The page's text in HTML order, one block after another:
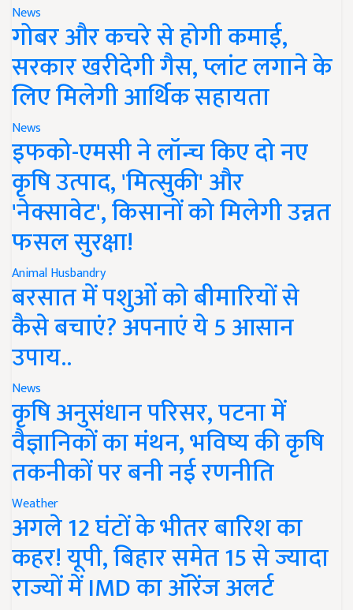
News
गोबर और कचरे से होगी कमाई,
सरकार खरीदेगी गैस, प्लांट लगाने के
लिए मिलेगी आर्थिक सहायता
News
इफको-एमसी ने लॉन्च किए दो नए
कृषि उत्पाद, 'मित्सुकी' और
'नेक्सावेट', किसानों को मिलेगी उन्नत
फसल सुरक्षा!
Animal Husbandry
बरसात में पशुओं को बीमारियों से
कैसे बचाएं? अपनाएं ये 5 आसान
उपाय..
News
कृषि अनुसंधान परिसर, पटना में
वैज्ञानिकों का मंथन, भविष्य की कृषि
तकनीकों पर बनी नई रणनीति
Weather
अगले 12 घंटों के भीतर बारिश का
कहर! यूपी, बिहार समेत 15 से ज्यादा
राज्यों में IMD का ऑरेंज अलर्ट